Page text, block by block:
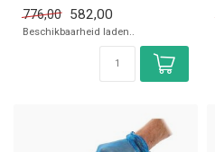
✓ 230 Volt
776,00 582,00
Beschikbaarheid laden..